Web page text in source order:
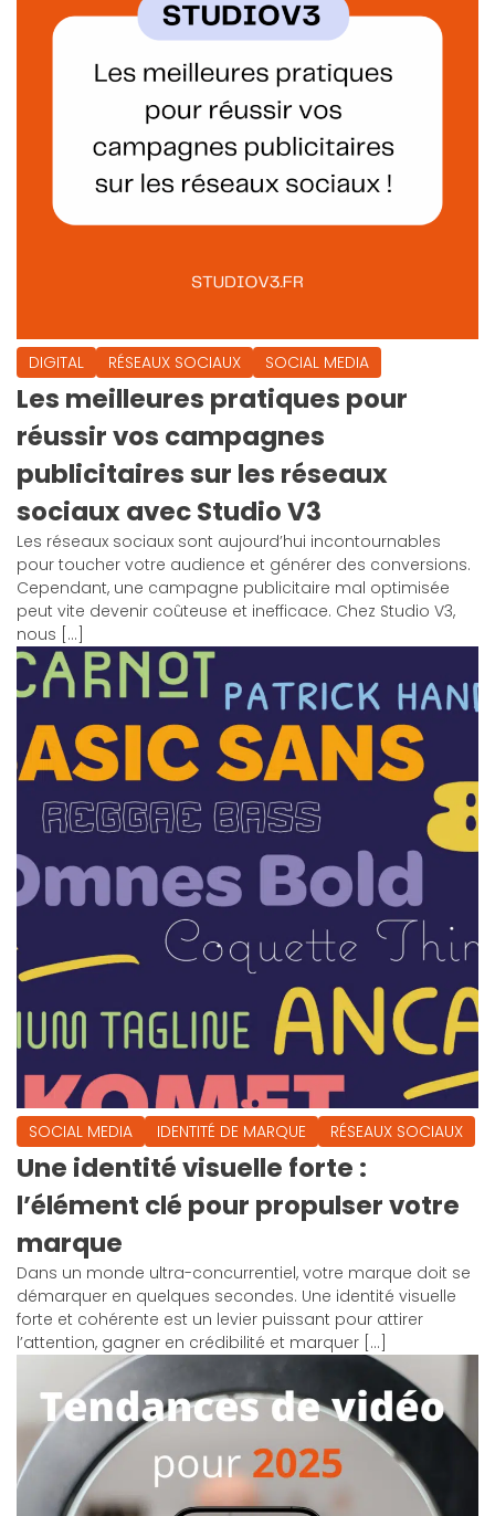
DIGITAL RÉSEAUX SOCIAUX SOCIAL MEDIA
Les meilleures pratiques pour
réussir vos campagnes
publicitaires sur les réseaux
sociaux avec Studio V3
Les réseaux sociaux sont aujourd’hui incontournables
pour toucher votre audience et générer des conversions.
Cependant, une campagne publicitaire mal optimisée
peut vite devenir coûteuse et inefficace. Chez Studio V3,
nous […]
SOCIAL MEDIA IDENTITÉ DE MARQUE RÉSEAUX SOCIAUX
Une identité visuelle forte :
l’élément clé pour propulser votre
marque
Dans un monde ultra-concurrentiel, votre marque doit se
démarquer en quelques secondes. Une identité visuelle
forte et cohérente est un levier puissant pour attirer
l’attention, gagner en crédibilité et marquer […]